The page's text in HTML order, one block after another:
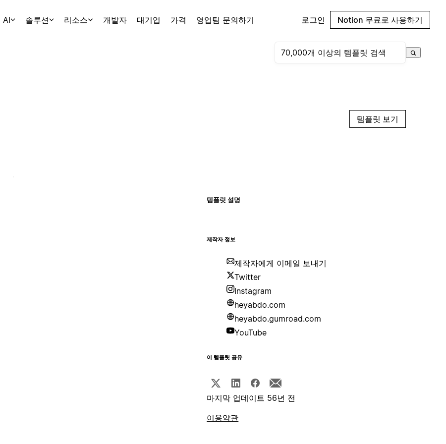
AI 솔루션 리소스 개발자 대기업 가격 영업팀 문의하기 로그인 Notion 무료로 사용하기
템플릿 보기
템플릿 설명
제작자 정보
제작자에게 이메일 보내기
Twitter
Instagram
heyabdo.com
heyabdo.gumroad.com
YouTube
이 템플릿 공유
마지막 업데이트 56년 전
이용약관